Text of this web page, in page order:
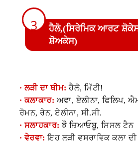
3 ਹੈਲੋ,(ਸਿਰੇਮਿਕ ਆਰਟ
ਸ਼ੋਅਕੇਸ)
· ਲੜੀ ਦਾ ਥੀਮ:ਹੈਲੋ, ਮਿੱਟੀ!
· ਕਲਾਕਾਰ: ਅਵਾ, ਏਲੀਨਾ, ਫਿਲਿਪ,
ਰੋਮਨ, ਰੇਨ, ਏਲੀਨਾ, ਸੀ.ਸੀ.
· ਸਲਾਹਕਾਰ:ਝੌ ਜ਼ਿਆਓਬੂ, ਸਿਸਲ ਟੈਨ
· ਵੇਰਵਾ:ਇਹ ਲੜੀ ਵਸਰਾਵਿਕ ਕਲਾ ਦੀ